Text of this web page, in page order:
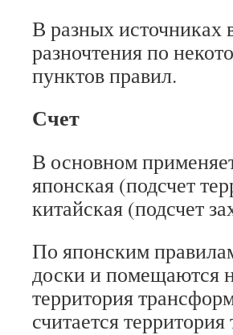
В разных источниках
разночтения по
пунктов правил.
Счет
В основном
японская (подсчет
китайская (подсчет
По японским
доски и помещаются
территория
считается